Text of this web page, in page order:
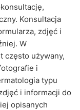
Konsultacja
zdjęć i
W
często używany,
i
typu
i informacji do
opisanych